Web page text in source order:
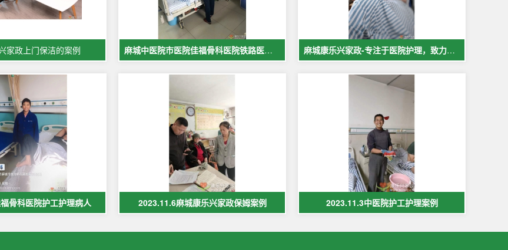
家政上门保洁的案例 麻城中医院市医院佳福骨科医院铁路医院护工案例展示 麻城康乐兴家政-专注于医院护理，致力于打造全麻城优质护工护理
骨科医院护工护理病人 2023.11.6麻城康乐兴家政保姆案例 2023.11.3中医院护工护理案例